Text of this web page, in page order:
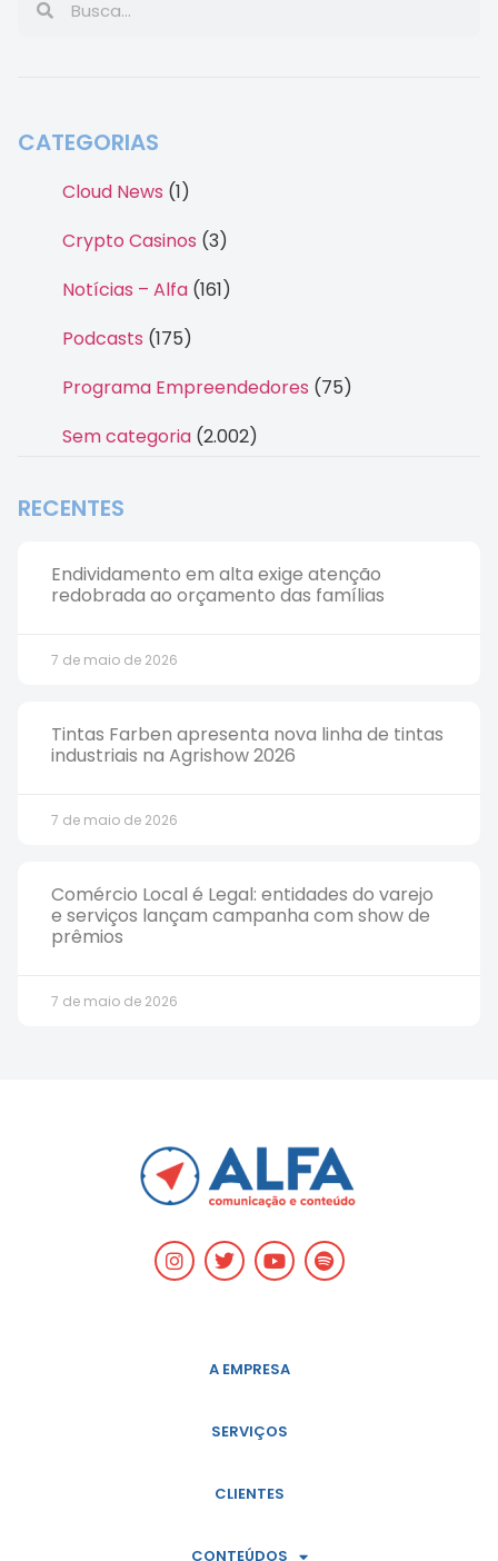
CATEGORIAS
Cloud News (1)
Crypto Casinos (3)
Notícias – Alfa (161)
Podcasts (175)
Programa Empreendedores (75)
Sem categoria (2.002)
RECENTES
Endividamento em alta exige atenção
redobrada ao orçamento das famílias
7 de maio de 2026
Tintas Farben apresenta nova linha de tintas
industriais na Agrishow 2026
7 de maio de 2026
Comércio Local é Legal: entidades do varejo
e serviços lançam campanha com show de
prêmios
7 de maio de 2026
A EMPRESA
SERVIÇOS
CLIENTES
CONTEÚDOS